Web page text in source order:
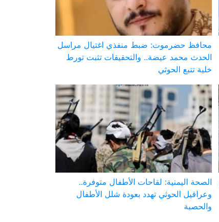
محافظ حضرموت: ضبط منفذي اغتيال مراسل
الحدث محمد عيضة.. والتحقيقات تثبت تورط
خلية تتبع الحوثي
الصحة اليمنية: لقاحات الأطفال متوفرة..
وعراقيل الحوثي تهدد بعودة شلل الأطفال
والحصبة